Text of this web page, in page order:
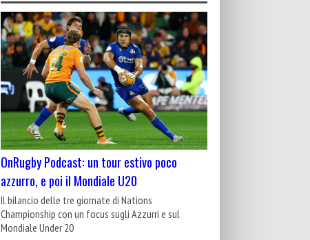
OnRugby Podcast: un tour estivo poco
azzurro, e poi il Mondiale U20
Il bilancio delle tre giornate di Nations
Championship con un focus sugli Azzurri e sul
Mondiale Under 20